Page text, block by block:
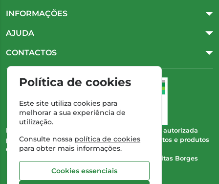
INFORMAÇÕES
AJUDA
CONTACTOS
Esta farmácia (Farmácia Gonçalves) encontra-se autorizada
pelo INFARMED para a dispensa de medicamentos e produtos
de saúde ao domicílio e através da internet.
Dra. Cristina Marta de Freitas Borges
Gonçalves
Política de cookies
Este site utiliza cookies para
melhorar a sua experiência de
utilização.
Consulte nossa política de cookies
para obter mais informações.
Cookies essenciais